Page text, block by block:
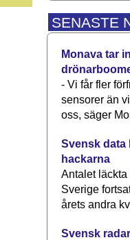
SENASTE
Monava tar
- Vi får fler
sensorer än
oss, säger
Svensk data
hackarna
Antalet
Sverige
årets andra
Svensk